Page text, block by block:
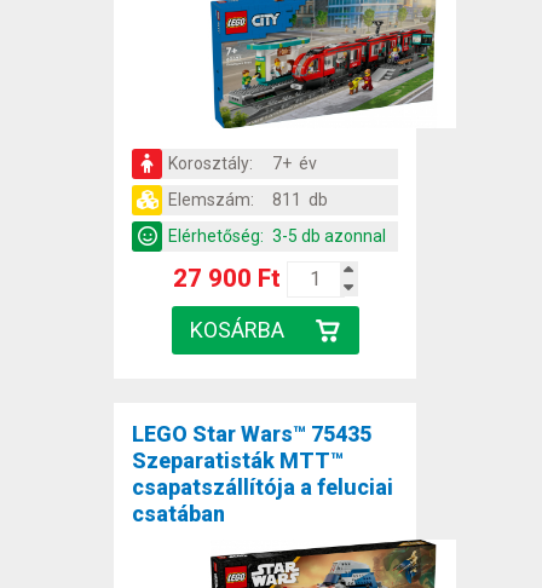
Korosztály:
7+ év
Elemszám:
811 db
Elérhetőség: 3-5 db azonnal
27 900 Ft
LEGO Star Wars™ 75435
Szeparatisták MTT™
csapatszállítója a feluciai
csatában